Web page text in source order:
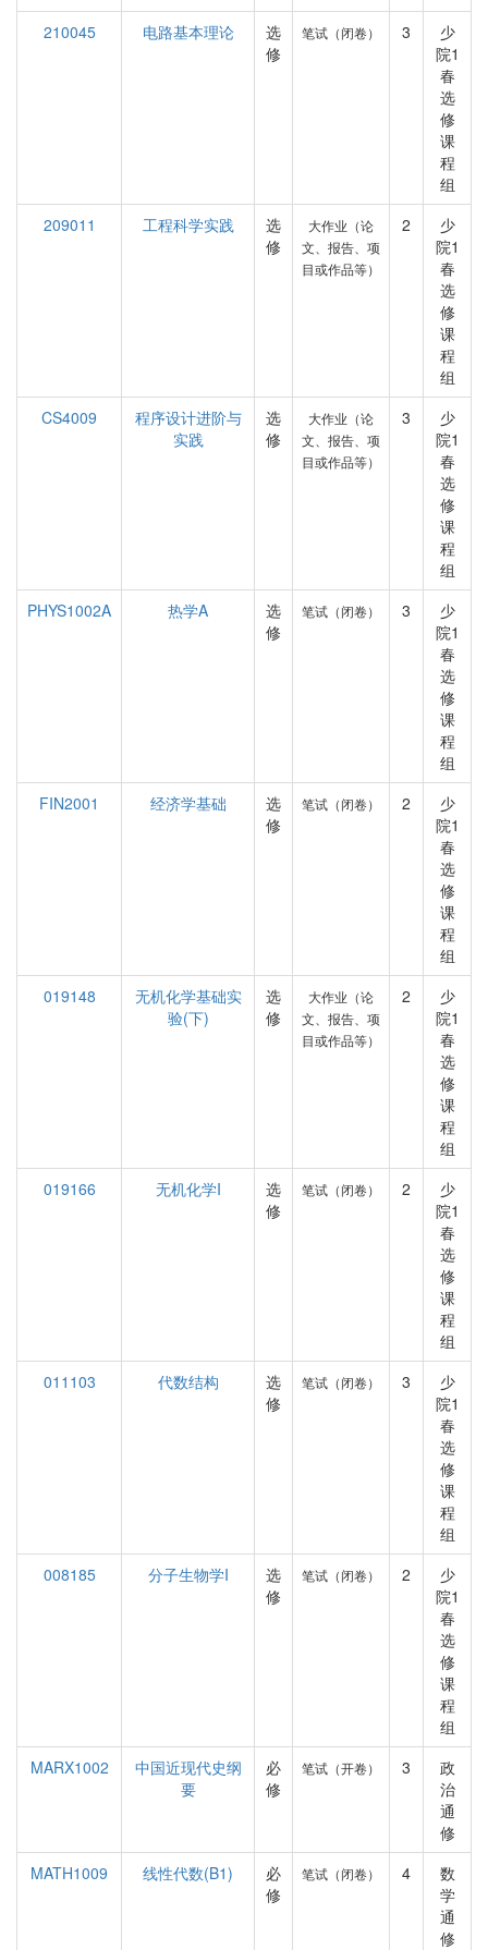
210045
电路基本理论
选
修
笔试（闭卷） 3
少
院1
春
选
修
课
程
组
209011
工程科学实践
选
修
大作业（论
文、报告、项
目或作品等）
2
少
院1
春
选
修
课
程
组
CS4009
程序设计进阶与
实践
选
修
大作业（论
文、报告、项
目或作品等）
3
少
院1
春
选
修
课
程
组
PHYS1002A
热学A
选
修
笔试（闭卷） 3
少
院1
春
选
修
课
程
组
FIN2001
经济学基础
选
修
笔试（闭卷） 2
少
院1
春
选
修
课
程
组
019148
无机化学基础实
验(下)
选
修
大作业（论
文、报告、项
目或作品等）
2
少
院1
春
选
修
课
程
组
019166
无机化学I
选
修
笔试（闭卷） 2
少
院1
春
选
修
课
程
组
011103
代数结构
选
修
笔试（闭卷） 3
少
院1
春
选
修
课
程
组
008185
分子生物学I
选
修
笔试（闭卷） 2
少
院1
春
选
修
课
程
组
MARX1002
中国近现代史纲
要
必
修
笔试（开卷） 3
政
治
通
修
MATH1009
线性代数(B1)
必
修
笔试（闭卷） 4
数
学
通
修